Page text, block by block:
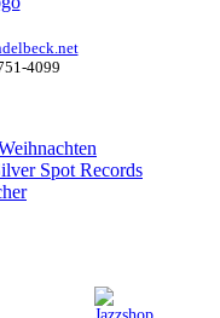
4099
Spot Records